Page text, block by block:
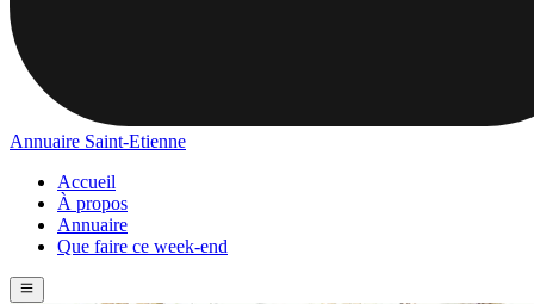
Annuaire Saint-Etienne
Accueil
À propos
Annuaire
Que faire ce week-end